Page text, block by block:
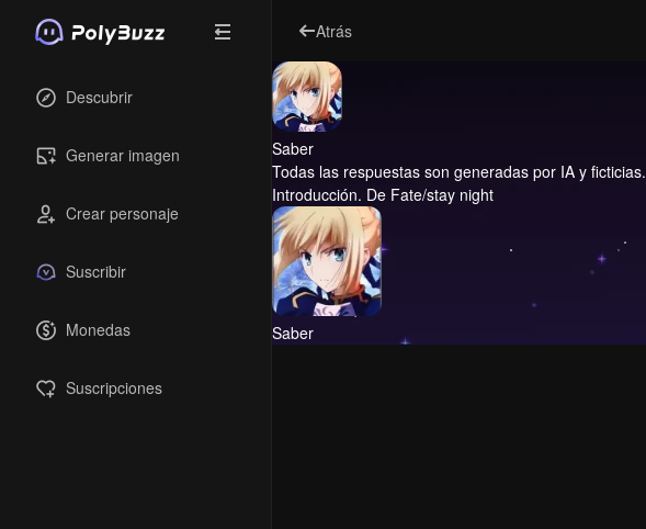
Descubrir
Generar imagen
Crear personaje
Suscribir
Monedas
Suscripciones
Atrás
Saber
Todas las respuestas son generadas por IA y ficticias.
Introducción. De Fate/stay night
Saber